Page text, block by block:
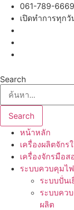
Skip
content
061-789-6669
เปิดทำการทุก
Search
Search
หน้าหลัก
เครื่องผลิตจักร
เครื่องจักรมือส
ระบบควบคุมไ
ระบบปั่น
ระบบคว
ผลิต